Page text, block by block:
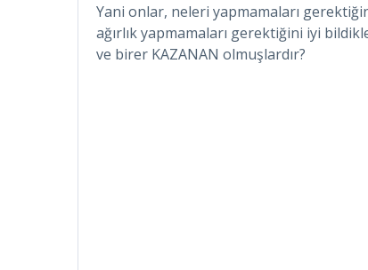
Yani onlar, neleri yapmamaları
ağırlık yapmamaları gerektiğini iyi
ve birer KAZANAN olmuşlardır?